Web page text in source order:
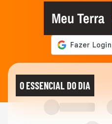
Meu Terra
O ESSENCIAL DO DIA